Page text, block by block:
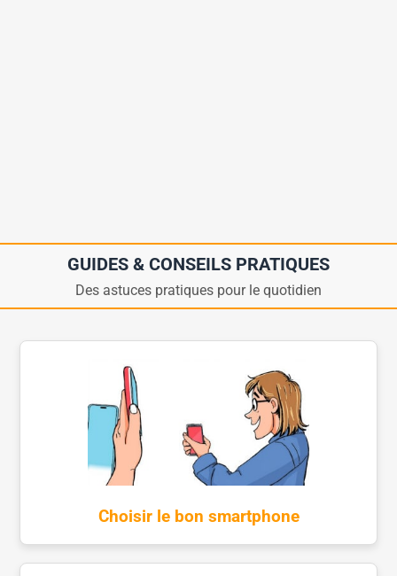
GUIDES & CONSEILS PRATIQUES
Des astuces pratiques pour le quotidien
Choisir le bon smartphone